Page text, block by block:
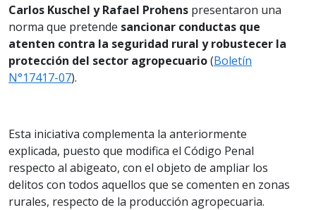
Carlos Kuschel y Rafael Prohens presentaron una
norma que pretende sancionar conductas que
atenten contra la seguridad rural y robustecer la
protección del sector agropecuario(Boletín
N°17417-07).
Esta iniciativa complementa la anteriormente
explicada, puesto que modifica el Código Penal
respecto al abigeato, con el objeto de ampliar los
delitos con todos aquellos que se comenten en zonas
rurales, respecto de la producción agropecuaria.